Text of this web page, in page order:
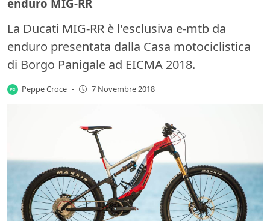
enduro MIG-RR
La Ducati MIG-RR è l'esclusiva e-mtb da
enduro presentata dalla Casa motociclistica
di Borgo Panigale ad EICMA 2018.
Peppe Croce - 7 Novembre 2018